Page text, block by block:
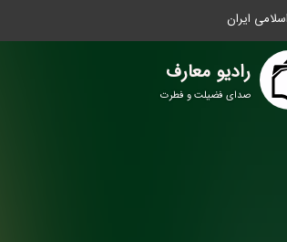
ایران
رادیو معارف
صدای فضیلت و فطرت